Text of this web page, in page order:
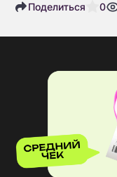
Поделиться
0